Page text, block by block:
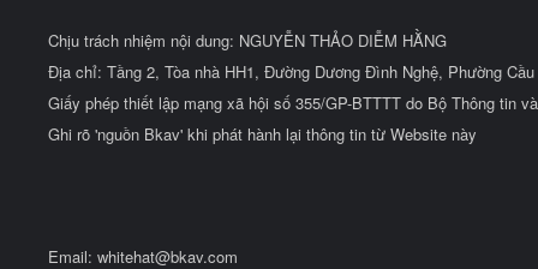
Chịu trách nhiệm nội dung: NGUYỄN THẢO DIỄM HẰNG
Địa chỉ: Tầng 2, Tòa nhà HH1, Đường Dương Đình Nghệ, Phường
Giấy phép thiết lập mạng xã hội số 355/GP-BTTTT do Bộ Thông tin
Ghi rõ 'nguồn Bkav' khi phát hành lại thông tin từ Website này
Email: whitehat@bkav.com